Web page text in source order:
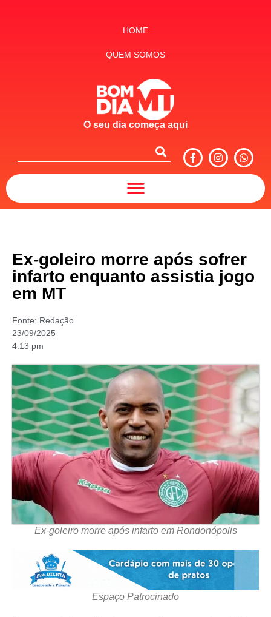
HOME
QUEM SOMOS
O seu dia começa aqui
Ex-goleiro morre após sofrer
infarto enquanto assistia jogo
em MT
Fonte: Redação
23/09/2025
4:13 pm
Ex-goleiro morre após infarto em Rondonópolis
Espaço Patrocinado